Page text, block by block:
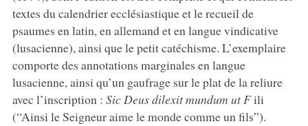
textes du calendrier ecclésiastique et le recueil de
psaumes en latin, en allemand et en langue vindicative
(lusacienne), ainsi que le petit catéchisme. L’exemplaire
comporte des annotations marginales en langue
lusacienne, ainsi qu’un gaufrage sur le plat de la reliure
avec l’inscription : Sic Deus dilexit mundum ut Fili
(“Ainsi le Seigneur aime le monde comme un fils”).